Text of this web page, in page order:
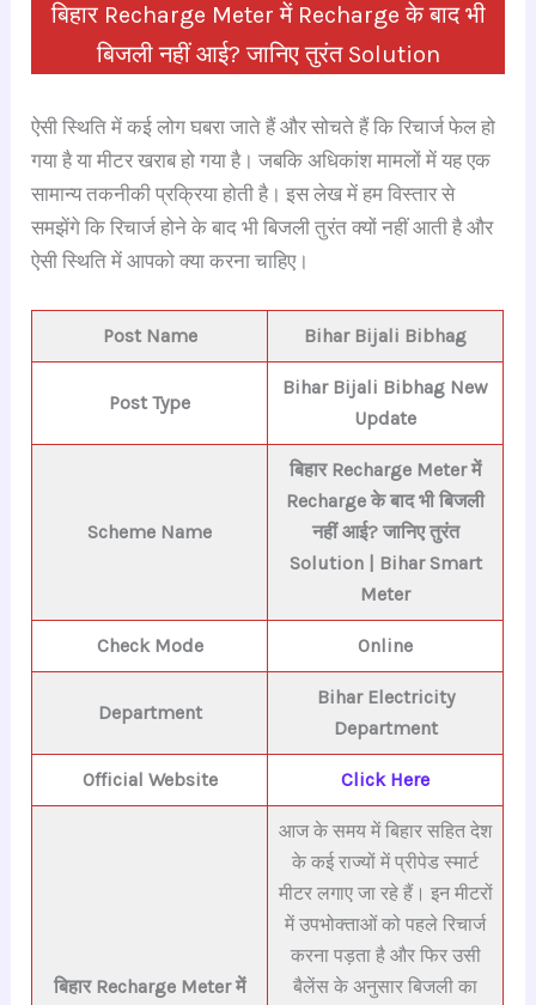
बिहार Recharge Meter में Recharge के बाद भी
बिजली नहीं आई? जानिए तुरंत Solution
ऐसी स्थिति में कई लोग घबरा जाते हैं और सोचते हैं कि रिचार्ज फेल हो
गया है या मीटर खराब हो गया है। जबकि अधिकांश मामलों में यह एक
सामान्य तकनीकी प्रक्रिया होती है। इस लेख में हम विस्तार से
समझेंगे कि रिचार्ज होने के बाद भी बिजली तुरंत क्यों नहीं आती है और
ऐसी स्थिति में आपको क्या करना चाहिए।
Post Name Bihar Bijali Bibhag
Post Type
Bihar Bijali Bibhag New
Update
Scheme Name
बिहार Recharge Meter में
Recharge के बाद भी बिजली
नहीं आई? जानिए तुरंत
Solution | Bihar Smart
Meter
Check Mode Online
Department
Bihar Electricity
Department
Official Website Click Here
बिहार Recharge Meter में
आज के समय में बिहार सहित देश
के कई राज्यों में प्रीपेड स्मार्ट
मीटर लगाए जा रहे हैं। इन मीटरों
में उपभोक्ताओं को पहले रिचार्ज
करना पड़ता है और फिर उसी
बैलेंस के अनुसार बिजली का